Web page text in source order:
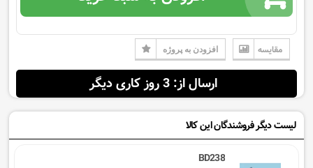
مقایسه افزودن به پروژه
ارسال از: 3 روز کاری دیگر
لیست دیگر فروشندگان این کالا
BD238